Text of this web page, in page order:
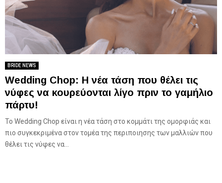
BRIDE NEWS
Wedding Chop: Η νέα τάση που θέλει τις
νύφες να κουρεύονται λίγο πριν το γαμήλιο
πάρτυ!
To Wedding Chop είναι η νέα τάση στο κομμάτι της ομορφιάς και
πιο συγκεκριμένα στον τομέα της περιποιησης των μαλλιών που
θέλει τις νύφες να...